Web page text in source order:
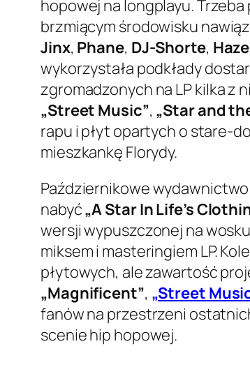
hopowej na longplayu.
brzmiącym środowisku
Jinx, Phane, DJ-Shorte, Haze
wykorzystała podkłady
zgromadzonych na LP kilka z
„Street Music”, „Star and
rapu i płyt opartych o stare-
mieszkankę Florydy.
Październikowe
nabyć„A Star In Life’s
wersji wypuszczonej na
miksem i masteringiem LP.
płytowych, ale zawartość
„Magnificent”, „Street
fanów na przestrzeni
scenie hip hopowej.